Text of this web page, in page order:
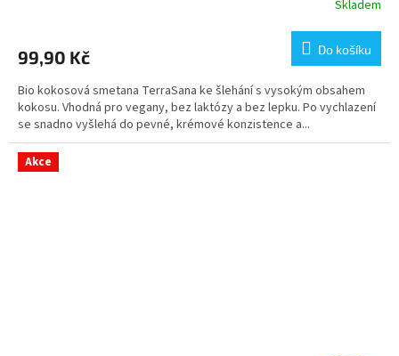
Skladem
99,90 Kč Do košíku
Bio kokosová smetana TerraSana ke šlehání s vysokým obsahem
kokosu. Vhodná pro vegany, bez laktózy a bez lepku. Po vychlazení
se snadno vyšlehá do pevné, krémové konzistence a...
Akce